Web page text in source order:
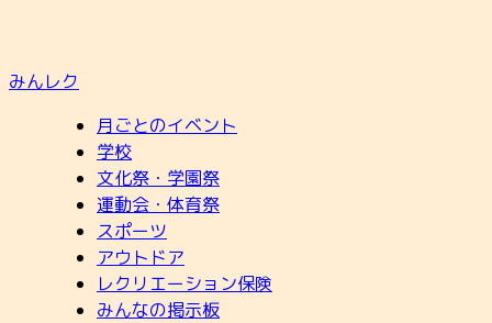
みんレク
月ごとのイベント
学校
文化祭・学園祭
運動会・体育祭
スポーツ
アウトドア
レクリエーション保険
みんなの掲示板